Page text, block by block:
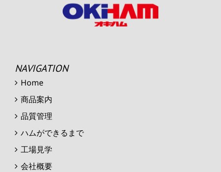
NAVIGATION
Home
商品案内
品質管理
ハムができるまで
工場見学
会社概要